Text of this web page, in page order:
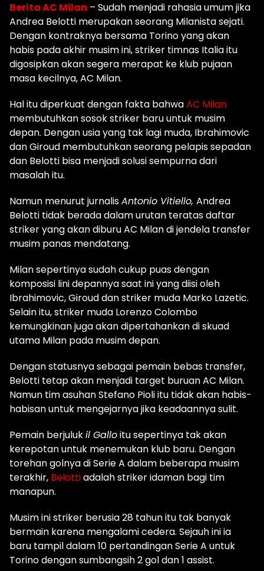
Berita AC Milan – Sudah menjadi rahasia umum jika
Andrea Belotti merupakan seorang Milanista sejati.
Dengan kontraknya bersama Torino yang akan
habis pada akhir musim ini, striker timnas Italia itu
digosipkan akan segera merapat ke klub pujaan
masa kecilnya, AC Milan.
Hal itu diperkuat dengan fakta bahwaAC Milan
membutuhkan sosok striker baru untuk musim
depan. Dengan usia yang tak lagi muda, Ibrahimovic
dan Giroud membutuhkan seorang pelapis sepadan
dan Belotti bisa menjadi solusi sempurna dari
masalah itu.
Namun menurut jurnalisAntonio Vitiello, Andrea
Belotti tidak berada dalam urutan teratas daftar
striker yang akan diburu AC Milan di jendela transfer
musim panas mendatang.
Milan sepertinya sudah cukup puas dengan
komposisi lini depannya saat ini yang diisi oleh
Ibrahimovic, Giroud dan striker muda Marko Lazetic.
Selain itu, striker muda Lorenzo Colombo
kemungkinan juga akan dipertahankan di skuad
utama Milan pada musim depan.
Dengan statusnya sebagai pemain bebas transfer,
Belotti tetap akan menjadi target buruan AC Milan.
Namun tim asuhan Stefano Pioli itu tidak akan habis-
habisan untuk mengejarnya jika keadaannya sulit.
Pemain berjulukil Galloitu sepertinya tak akan
kerepotan untuk menemukan klub baru. Dengan
torehan golnya di Serie A dalam beberapa musim
terakhir, Belottiadalah striker idaman bagi tim
manapun.
Musim ini striker berusia 28 tahun itu tak banyak
bermain karena mengalami cedera. Sejauh ini ia
baru tampil dalam 10 pertandingan Serie A untuk
Torino dengan sumbangsih 2 gol dan 1 assist.